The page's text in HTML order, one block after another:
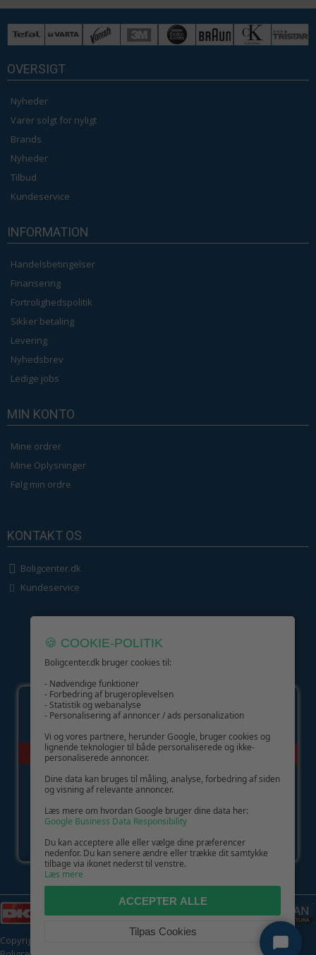
OVERSIGT
Nyheder
Varer solgt for nyligt
Brands
Nyheder
Tilbud
Kundeservice
INFORMATION
Handelsbetingelser
Finansering
Fortrolighedspolitik
Sikker betaling
Levering
Nyhedsbrev
Ledige jobs
MIN KONTO
Mine ordrer
Mine Oplysninger
Følg min ordre
KONTAKT OS
Boligcenter.dk
Kundeservice
GIV GLÆDE MED ET GAVEKORT!
Copyright © 2026 | CVR: DK41222093 | Alle rettigheder forbeholdes |
🍪 COOKIE-POLITIK
Boligcenter.dk bruger cookies til:
- Nødvendige funktioner
- Forbedring af brugeroplevelsen
- Statistik og webanalyse
- Personalisering af annoncer / ads personalization
Vi og vores partnere, herunder Google, bruger cookies og
lignende teknologier til både personaliserede og ikke-
personaliserede annoncer.
Dine data kan bruges til måling, analyse, forbedring af siden
og visning af relevante annoncer.
Læs mere om hvordan Google bruger dine data her:
Google Business Data Responsibility
Du kan acceptere alle eller vælge dine præferencer
nedenfor. Du kan senere ændre eller trække dit samtykke
tilbage via ikonet nederst til venstre.
Læs mere
ACCEPTER ALLE
Tilpas Cookies